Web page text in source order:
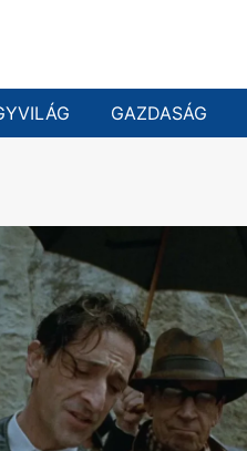
GAZDASÁG